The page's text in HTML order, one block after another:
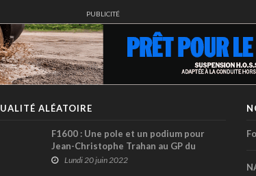
PUBLICITÉ
ALÉATOIRE
F1600 : Une pole et un podium pour
Jean-Christophe Trahan au GP du
Canada... en attendant de retrouver la
Lundi 20 juin 2022